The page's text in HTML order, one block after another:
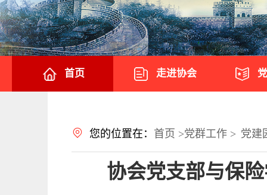
首页 走进协会
您的位置在： 首页 >党群工作 > 党建
协会党支部与保